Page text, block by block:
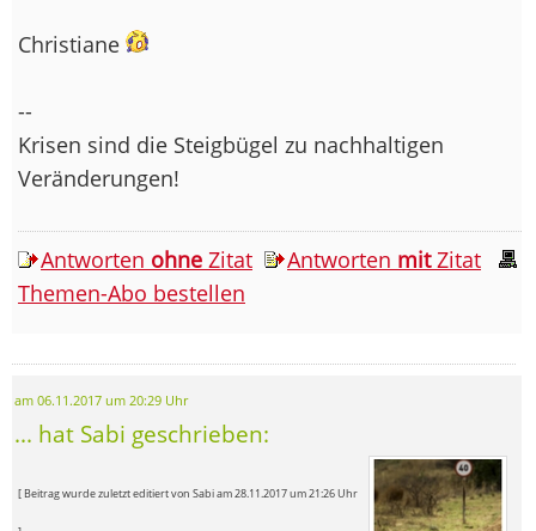
Christiane
--
Krisen sind die Steigbügel zu nachhaltigen
Veränderungen!
Antworten ohne Zitat Antworten mitZitat
Themen-Abo bestellen
am 06.11.2017 um 20:29 Uhr
... hat Sabi geschrieben:
[ Beitrag wurde zuletzt editiert von Sabi am 28.11.2017 um 21:26 Uhr